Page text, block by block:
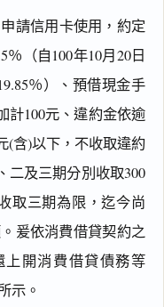
請信用卡使用，約定
（自100年10月20日
％）、預借現金手
計100元、違約金依逾
(含)以下，不收取違約
二及三期分別收取300
取三期為限，迄今尚
爰依消費借貸契約之
開消費借貸債務等
示。